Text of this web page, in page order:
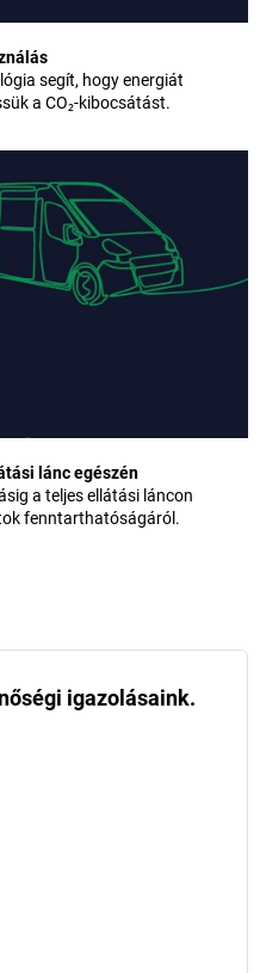
segít, hogy energiát
a CO₂-kibocsátást.
lánc egészén
a teljes ellátási láncon
fenntarthatóságáról.
igazolásaink.